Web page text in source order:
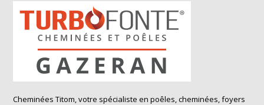
Cheminées Titom, votre spécialiste en poêles, cheminées, foyers